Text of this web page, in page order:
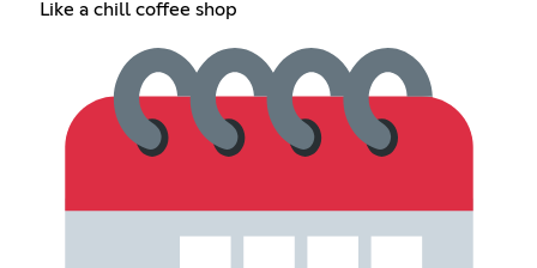
Like a chill coffee shop